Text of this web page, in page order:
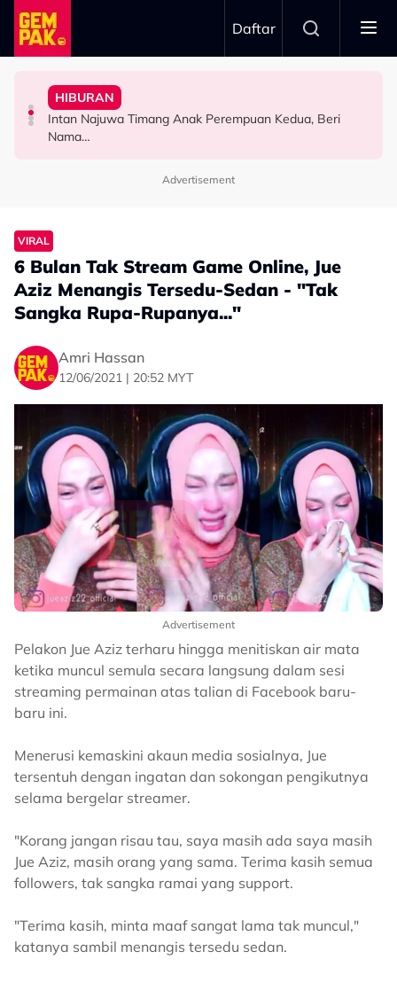
Skip to main content
Daftar
SELEBRITI
Bukan Penyanyi Ego, Adzrin Adzhar 'Back-Up' Awie -
"Ini Namanya Penyanyi Yang..."
HIBURAN
Intan Najuwa Timang Anak Perempuan Kedua, Beri
Nama…
SELEBRITI
"Aku Ada Kisah Yang Satu Malaysia Pernah Tahu & Tak
Pernah Lupakan..." - Yassin Yahya
HIBURAN
Mahu Bantu Ribuan Pencinta Ilmu Setiap Minggu, Najib
Asaddok Sumbang Dua Buggy Buat Akademi Diasas
Advertisement
VIRAL
6 Bulan Tak Stream Game Online, Jue
Aziz Menangis Tersedu-Sedan - "Tak
Sangka Rupa-Rupanya..."
Amri Hassan
12/06/2021 | 20:52 MYT
Advertisement
Pelakon Jue Aziz terharu hingga menitiskan air mata
ketika muncul semula secara langsung dalam sesi
streaming permainan atas talian di Facebook baru-
baru ini.
Menerusi kemaskini akaun media sosialnya, Jue
tersentuh dengan ingatan dan sokongan pengikutnya
selama bergelar streamer.
"Korang jangan risau tau, saya masih ada saya masih
Jue Aziz, masih orang yang sama. Terima kasih semua
followers, tak sangka ramai yang support.
"Terima kasih, minta maaf sangat lama tak muncul,"
katanya sambil menangis tersedu sedan.